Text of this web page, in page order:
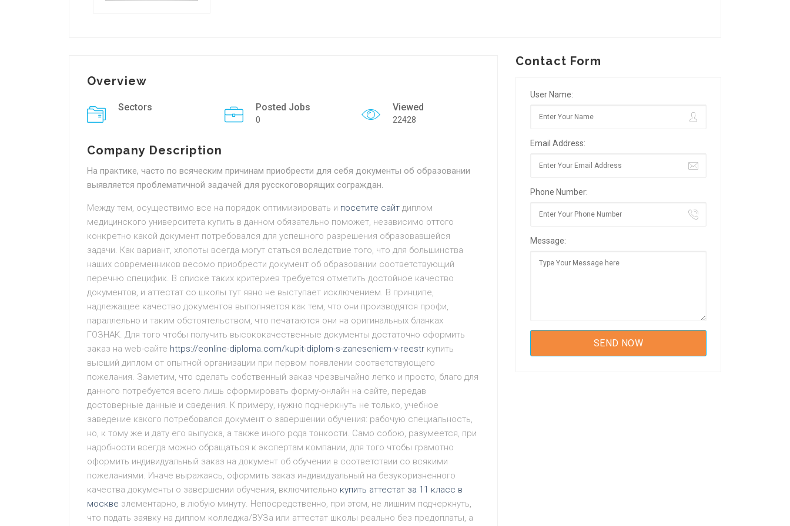
Overview
Sectors Posted Jobs
0
Viewed
22428
Company Description
На практике, часто по всяческим причинам приобрести для себя документы об образовании
выявляется проблематичной задачей для русскоговорящих сограждан.
Между тем, осуществимо все на порядок оптимизировать и посетите сайт диплом
медицинского университета купить в данном обязательно поможет, независимо оттого
конкретно какой документ потребовался для успешного разрешения образовавшейся
задачи. Как вариант, хлопоты всегда могут статься вследствие того, что для большинства
наших современников весомо приобрести документ об образовании соответствующий
перечню специфик. В списке таких критериев требуется отметить достойное качество
документов, и аттестат со школы тут явно не выступает исключением. В принципе,
надлежащее качество документов выполняется как тем, что они производятся профи,
параллельно и таким обстоятельством, что печатаются они на оригинальных бланках
ГОЗНАК. Для того чтобы получить высококачественные документы достаточно оформить
заказ на web-сайте https://eonline-diploma.com/kupit-diplom-s-zaneseniem-v-reestr купить
высший диплом от опытной организации при первом появлении соответствующего
пожелания. Заметим, что сделать собственный заказ чрезвычайно легко и просто, благо для
данного потребуется всего лишь сформировать форму-онлайн на сайте, передав
достоверные данные и сведения. К примеру, нужно подчеркнуть не только, учебное
заведение какого потребовался документ о завершении обучения: рабочую специальность,
но, к тому же и дату его выпуска, а также иного рода тонкости. Само собою, разумеется, при
надобности всегда можно обращаться к экспертам компании, для того чтобы грамотно
оформить индивидуальный заказ на документ об обучении в соответствии со всякими
пожеланиями. Иначе выражаясь, оформить заказ индивидуальный на безукоризненного
качества документы о завершении обучения, включительно купить аттестат за 11 класс в
москве элементарно, в любую минуту. Непосредственно, при этом, не лишним подчеркнуть,
что подать заявку на диплом колледжа/ВУЗа или аттестат школы реально без предоплаты, а
Contact Form
User Name:
Email Address:
Phone Number:
Message: